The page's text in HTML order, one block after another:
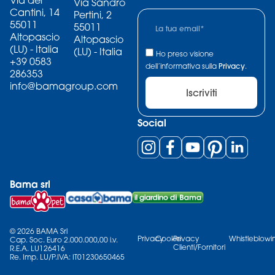
Cantini, 14
55011
Altopascio
(LU) - Italia
+39 0583
286353
info@bamagroup.com
Pertini, 2
55011
Altopascio
(LU) - Italia
Ho preso visione
dell’informativa sulla Privacy.
Iscriviti
Social
Bama srl
© 2026 BAMA Srl
Cap. Soc. Euro 2.000.000,00 i.v.
R.E.A. LU126416
Re. Imp. LU/P.IVA: IT01230650465​
PrivacyCookiePrivacy
Clienti/Fornitori